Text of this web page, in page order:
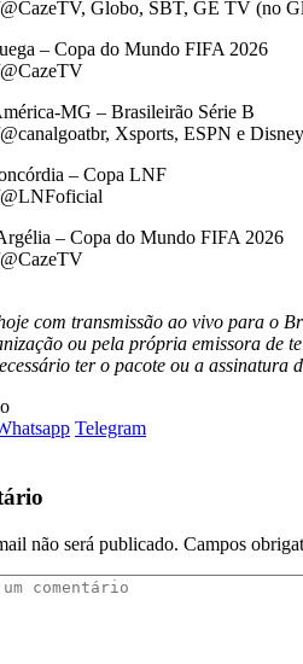
Globo, SBT, GE TV (no
– Copa do Mundo FIFA 2026
MG – Brasileirão Série B
Xsports, ESPN e
– Copa LNF
@LNFoficial
– Copa do Mundo FIFA 2026
com transmissão ao vivo para o
ou pela própria emissora de
ter o pacote ou a assinatura
Telegram
não será publicado. Campos